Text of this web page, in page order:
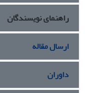
راهنمای نویسندگان
ارسال مقاله
داوران